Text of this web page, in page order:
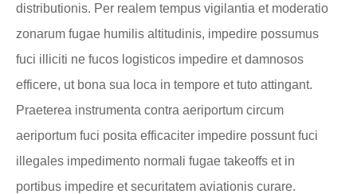
distributionis. Per realem tempus vigilantia et moderatio
zonarum fugae humilis altitudinis, impedire possumus
fuci illiciti ne fucos logisticos impedire et damnosos
efficere, ut bona sua loca in tempore et tuto attingant.
Praeterea instrumenta contra aeriportum circum
aeriportum fuci posita efficaciter impedire possunt fuci
illegales impedimento normali fugae takeoffs et in
portibus impedire et securitatem aviationis curare.